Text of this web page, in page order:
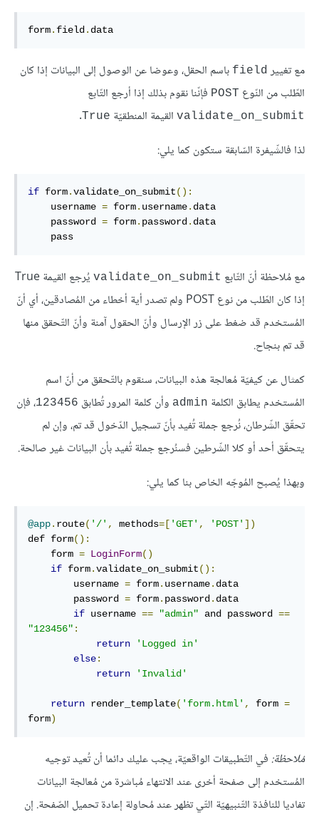
form. field. data
مع تغيير field باسم الحقل، وعوضا عن الوصول إلى البيانات إذا كان
الطّلب من النّوع POST فإنّنا نقوم بذلك إذا أرجع التّابع
validate_on_submit القيمة المنطقيّة True
.
لذا فالشّيفرة السّابقة ستكون كما يلي:
if form.validate_on_submit():
    username
= form. username. data
    password
= form. password. data
    pass
مع مُلاحظة أنّ التّابع validate_on_submit
يُرجع القيمة True
إذا كان الطّلب من نوع POST ولم تصدر أية أخطاء من المُصادقين، أي أنّ
المُستخدم قد ضغط على زر الإرسال وأنّ الحقول آمنة وأنّ التّحقق منها
قد تم بنجاح.
كمثال عن كيفيّة مُعالجة هذه البيانات، سنقوم بالتّحقق من أنّ اسم
المُستخدم يطابق الكلمة admin وأن كلمة المرور تُطابق 123456، فإن
تحقّق الشّرطان، نُرجع جملة تُفيد بأنّ تسجيل الدّخول قد تم، وإن لم
يتحقّق أحد أو كلا الشّرطين فسنُرجع جملة تُفيد بأن البيانات غير صالحة.
وبهذا يُصبح المُوجّه الخاص بنا كما يلي:
@app. route( '/' , methods=[ 'GET' , 'POST' ])
def form():
    form
= LoginForm()
if form.validate_on_submit():
        username
= form. username. data
        password
= form. password. data
if username == "admin" and password ==
"123456" :
return
'Logged in'
else:
return
'Invalid'
return render_template( 'form.html' , form =
form)
مُلاحظة: في التّطبيقات الواقعيّة، يجب عليك دائما أن تُعيد توجيه
المُستخدم إلى صفحة أخرى عند الانتهاء مُباشرة من مُعالجة البيانات
تفاديا للنافذة التّنبيهيّة التّي تظهر عند مُحاولة إعادة تحميل الصّفحة. إن